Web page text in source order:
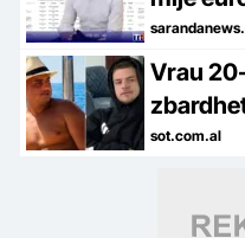
kush
Agron
Vrau
ngacmoi
sot.com.al